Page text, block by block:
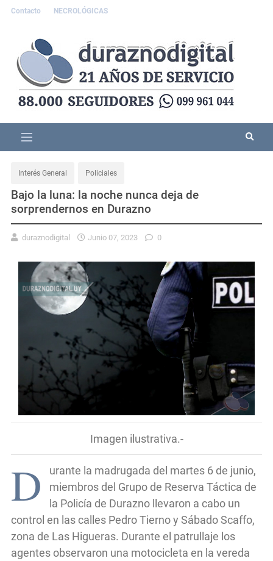
Contacto NECROLÓGICAS
Interés General Policiales
Bajo la luna: la noche nunca deja de
sorprendernos en Durazno
duraznodigital Junio 07, 2023 0
Imagen ilustrativa.-
D
urante la madrugada del martes 6 de junio,
miembros del Grupo de Reserva Táctica de
la Policía de Durazno llevaron a cabo un
control en las calles Pedro Tierno y Sábado Scaffo,
zona de Las Higueras. Durante el patrullaje los
agentes observaron una motocicleta en la vereda